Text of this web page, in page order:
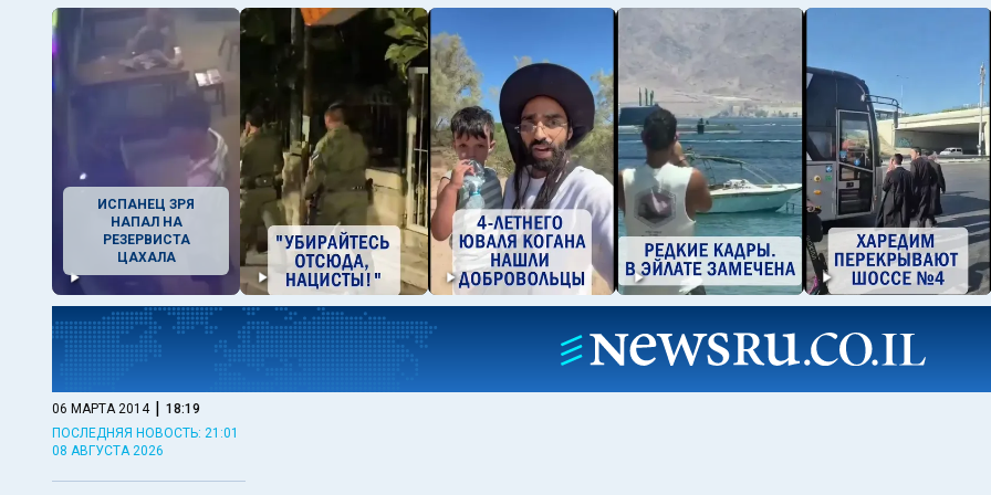
ИСПАНЕЦ ЗРЯ
НАПАЛ НА
РЕЗЕРВИСТА
ЦАХАЛА
06 МАРТА 2014 | 18:19
ПОСЛЕДНЯЯ НОВОСТЬ: 21:01
08 АВГУСТА 2026